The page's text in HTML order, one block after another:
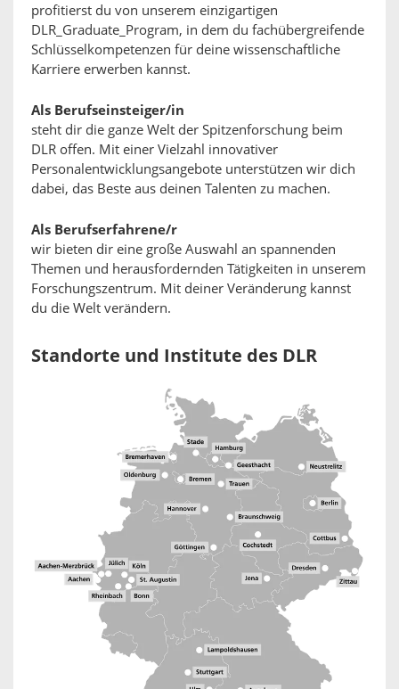
profitierst du von unserem einzigartigen
DLR_Graduate_Program, in dem du fachübergreifende
Schlüsselkompetenzen für deine wissenschaftliche
Karriere erwerben kannst.
Als Berufseinsteiger/in
steht dir die ganze Welt der Spitzenforschung beim
DLR offen. Mit einer Vielzahl innovativer
Personalentwicklungsangebote unterstützen wir dich
dabei, das Beste aus deinen Talenten zu machen.
Als Berufserfahrene/r
wir bieten dir eine große Auswahl an spannenden
Themen und herausfordernden Tätigkeiten in unserem
Forschungszentrum. Mit deiner Veränderung kannst
du die Welt verändern.
Standorte und Institute des DLR